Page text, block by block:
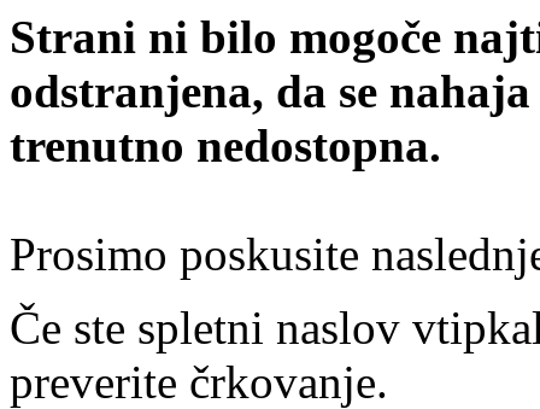
Strani ni bilo mogoče
odstranjena, da se
trenutno nedostopna.
Prosimo poskusite
Če ste spletni naslov
preverite črkovanje.